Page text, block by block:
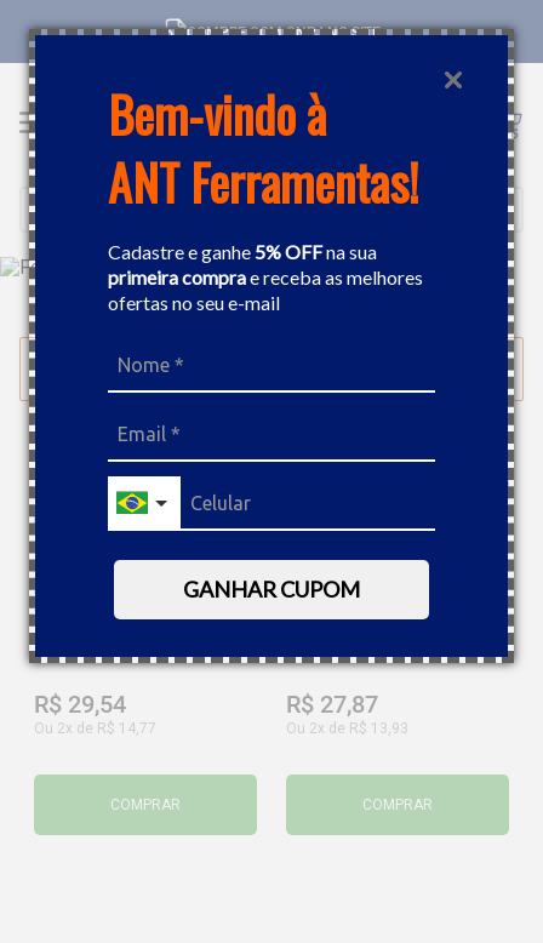
Bem-vindo à
ANT Ferramentas!
Cadastre e ganhe5% OFFna sua
primeira comprae receba as melhores
ofertas no seu e-mail
GANHAR CUPOM
COMPRE COM CNPJ NO SITE
Buscar
FERRAMENTAS MANUAIS
FILTRAR
Chave Para Mandril S3 Bosch
9617085008-000
R$ 29,54
Ou 2x de R$ 14,77
COMPRAR
Mandril Com Chave 1,5-13mm
6670013120
R$ 27,87
Ou 2x de R$ 13,93
COMPRAR